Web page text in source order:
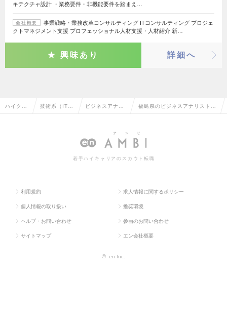
キテクチャ設計 ・業務要件・非機能要件を踏まえ…
会社概要
事業戦略・業務改革コンサルティング ITコンサルティング プロジェ
クトマネジメント支援 プロフェッショナル人材支援・人材紹介 新…
興味あり 詳細へ
ハイクラ 技術系（IT・ ビジネスアナリ
クト
福島県のビジネスアナリスト・
一覧
若手ハイキャリアのスカウト転職
利用規約 求人情報に関するポリシー
個人情報の取り扱い 推奨環境
ヘルプ・お問い合わせ 参画のお問い合わせ
サイトマップ エン会社概要
© en Inc.